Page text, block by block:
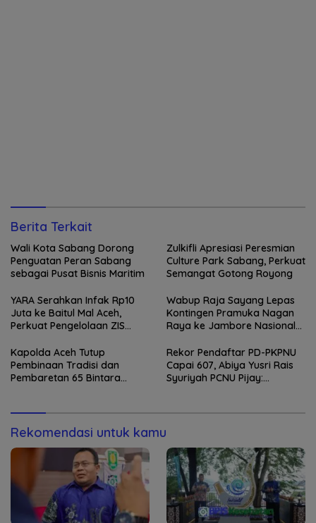
Berita Terkait
Wali Kota Sabang Dorong
Penguatan Peran Sabang
sebagai Pusat Bisnis Maritim
Zulkifli Apresiasi Peresmian
Culture Park Sabang, Perkuat
Semangat Gotong Royong
YARA Serahkan Infak Rp10
Juta ke Baitul Mal Aceh,
Perkuat Pengelolaan ZIS
Wabup Raja Sayang Lepas
Kontingen Pramuka Nagan
Raya ke Jambore Nasional
Kapolda Aceh Tutup
Pembinaan Tradisi dan
Pembaretan 65 Bintara
Rekor Pendaftar PD-PKPNU
Capai 607, Abiya Yusri Rais
Syuriyah PCNU Pijay:
Rekomendasi untuk kamu